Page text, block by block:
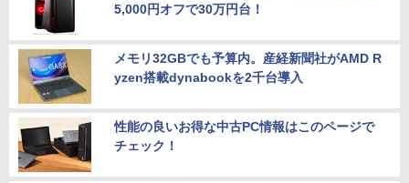
5,000円オフで30万円台！
メモリ32GBでも予算内。産経新聞社がAMD R
yzen搭載dynabookを2千台導入
性能の良いお得な中古PC情報はこのページで
チェック！